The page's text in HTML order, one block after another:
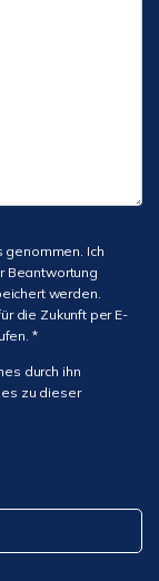
genommen. Ich
Beantwortung
werden.
die Zukunft per E-
*
durch ihn
zu dieser